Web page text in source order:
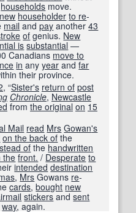
households move.
new householder to re-
mail andpay another43
of genius. New
is substantial —
Canadians move to
in anyyear andfar
their province.
, “Sister's return of post
Chronicle‎, Newcastle
from the original on 15
Mail read Mrs Gowan's
on the back of the
ofthe handwritten
the front. / Desperate to
intended destination
, Mrs Gowans re-
cards,bought new
stickersandsent
way, again.